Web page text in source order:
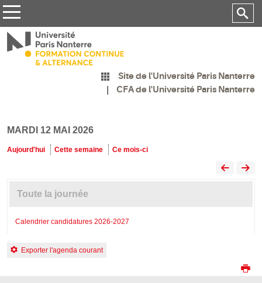
Site de l'Université Paris Nanterre
CFA de l'Université Paris Nanterre
MARDI 12 MAI 2026
Aujourd'hui Cette semaine Ce mois-ci
Toute la journée
Calendrier candidatures 2026-2027
Exporter l'agenda courant